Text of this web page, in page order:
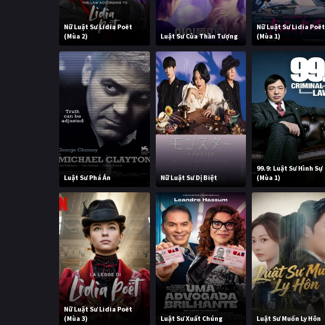
Nữ Luật Sư Lidia Poët
(Mùa 2)
Luật Sư Của Thần Tượng
Nữ Luật Sư Lidia Poët
(Mùa 1)
Luật Sư Phá Án Nữ Luật Sư Dị Biệt
99.9: Luật Sư Hình Sự
(Mùa 1)
Nữ Luật Sư Lidia Poët
(Mùa 3)
Luật Sư Xuất Chúng Luật Sư Muốn Ly Hôn